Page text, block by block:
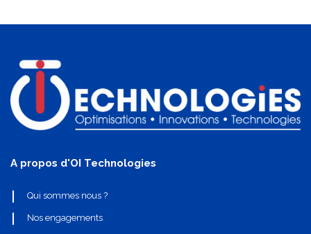
A propos d'OI Technologies
Qui sommes nous ?
Nos engagements